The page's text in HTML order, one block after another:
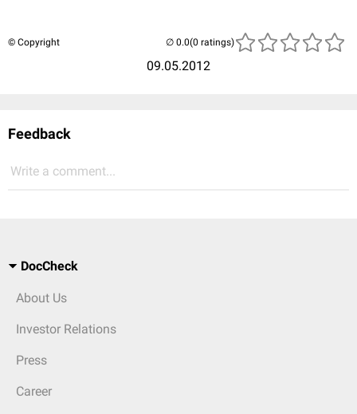
© Copyright
09.05.2012
(0 ratings)
Feedback
Write a comment...
DocCheck
About Us
Investor Relations
Press
Career